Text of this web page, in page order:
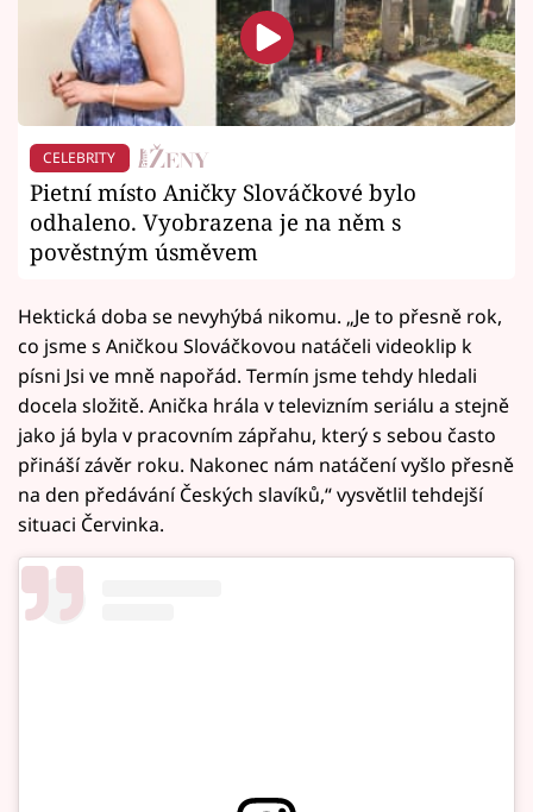
CELEBRITY
Pietní místo Aničky Slováčkové bylo
odhaleno. Vyobrazena je na něm s
pověstným úsměvem
Hektická doba se nevyhýbá nikomu. „Je to přesně rok,
co jsme s Aničkou Slováčkovou natáčeli videoklip k
písni Jsi ve mně napořád. Termín jsme tehdy hledali
docela složitě. Anička hrála v televizním seriálu a stejně
jako já byla v pracovním zápřahu, který s sebou často
přináší závěr roku. Nakonec nám natáčení vyšlo přesně
na den předávání Českých slavíků,“ vysvětlil tehdejší
situaci Červinka.